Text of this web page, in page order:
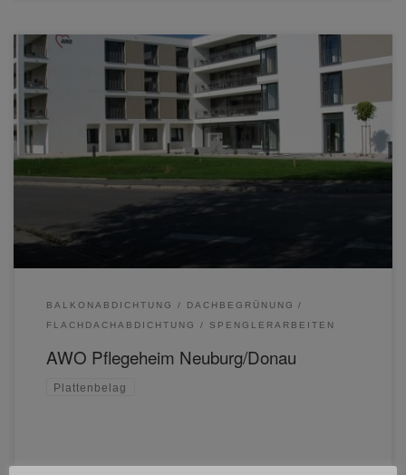
BALKONABDICHTUNG
DACHBEGRÜNUNG
FLACHDACHABDICHTUNG
SPENGLERARBEITEN
AWO Pflegeheim Neuburg/Donau
Plattenbelag